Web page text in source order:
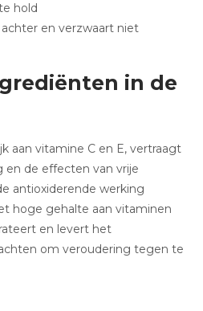
hold
en verzwaart niet
in de
aan vitamine C en E, vertraagt
en de effecten van vrije
antioxiderende werking
hoge gehalte aan vitaminen
en levert het
om veroudering tegen te